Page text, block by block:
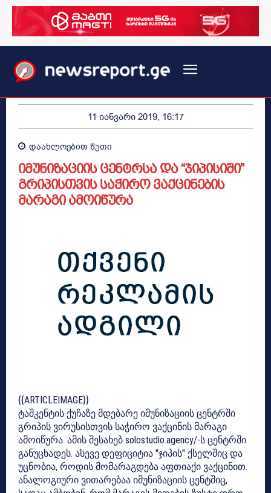
11 იანვარი 2019, 16:17
დაახლოებით წუთი
იმუნიზაციის ცენტრსა და “ჯიპისიში”
გრიპისთვის საჭირო ვაქცინების
მარაგი ამოიწურა
{{ARTICLEIMAGE}}
ტაშკენტის ქუჩაზე მდებარე იმუნიზაციის ცენტრში
გრიპის ვირუსისთვის საჭირო ვაქცინის მარაგი
ამოიწურა. ამის შესახებ solostudio.agency/-ს ცენტრში
განუცხადეს. ასევე დეფიციტია "ჯიპის" ქსელშიც და
უცნობია, როდის მომარაგდება აფთიაქი ვაქცინით.
ანალოგიური ვითარებაა იმუნიზაციის ცენტშიც,